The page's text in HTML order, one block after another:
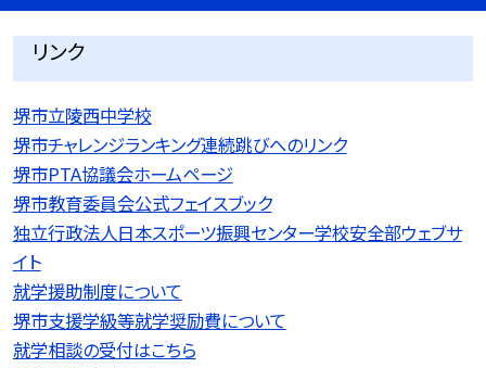
リンク
堺市立陵西中学校
堺市チャレンジランキング連続跳びへのリンク
堺市PTA協議会ホームページ
堺市教育委員会公式フェイスブック
独立行政法人日本スポーツ振興センター学校安全部ウェブサ
イト
就学援助制度について
堺市支援学級等就学奨励費について
就学相談の受付はこちら